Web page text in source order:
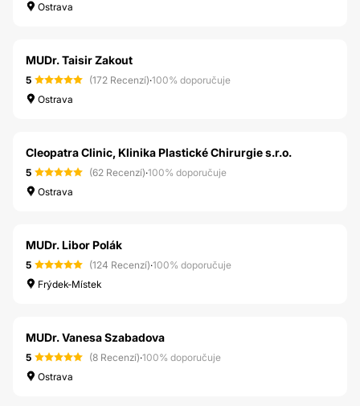
Ostrava
MUDr. Taisir Zakout
5 (172 Recenzí)·100% doporučuje
Ostrava
Cleopatra Clinic, Klinika Plastické Chirurgie s.r.o.
5 (62 Recenzí)·100% doporučuje
Ostrava
MUDr. Libor Polák
5 (124 Recenzí)·100% doporučuje
Frýdek-Místek
MUDr. Vanesa Szabadova
5 (8 Recenzí)·100% doporučuje
Ostrava